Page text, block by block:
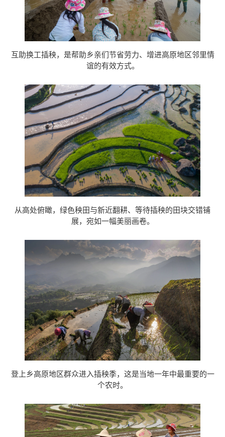
互助换工插秧，是帮助乡亲们节省劳力、增进高原地区邻里情
谊的有效方式。
从高处俯瞰，绿色秧田与新近翻耕、等待插秧的田块交错铺
展，宛如一幅美丽画卷。
登上乡高原地区群众进入插秧季，这是当地一年中最重要的一
个农时。